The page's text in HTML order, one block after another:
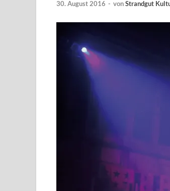
30. August 2016 - vonStrandgut